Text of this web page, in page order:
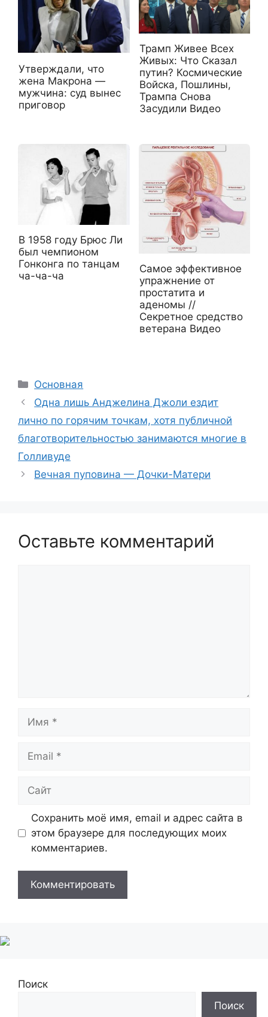
Утверждали, что
жена Макрона —
мужчина: суд вынес
приговор
Трамп Живее Всех
Живых: Что Сказал
путин? Космические
Войска, Пошлины,
Трампа Снова
Засудили Видео
В 1958 году Брюс Ли
был чемпионом
Гонконга по танцам
ча-ча-ча
Самое эффективное
упражнение от
простатита и
аденомы //
Секретное средство
ветерана Видео
Рубрики
Основная
Одна лишь Анджелина Джоли ездит
лично по горячим точкам, хотя публичной
благотворительностью занимаются многие в
Голливуде
Вечная пуповина — Дочки-Матери
Оставьте комментарий
Сохранить моё имя, email и адрес сайта в
этом браузере для последующих моих
комментариев.
Поиск
Поиск